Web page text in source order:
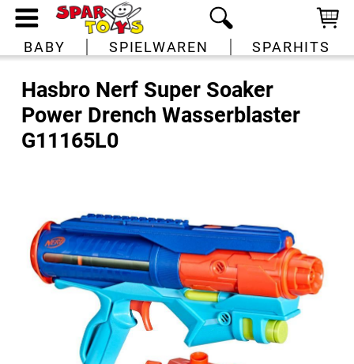
BABY SPIELWAREN SPARHITS
Hasbro Nerf Super Soaker
Power Drench Wasserblaster
G11165L0